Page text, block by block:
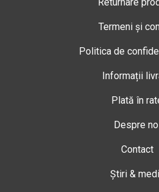
Termeni și
Politica de
Informații
Plată în
Despre
Contact
Știri &